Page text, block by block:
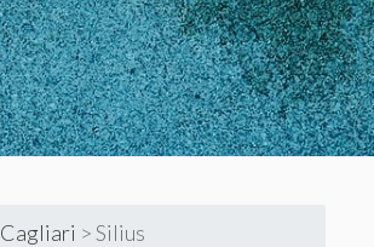
Cagliari >Silius